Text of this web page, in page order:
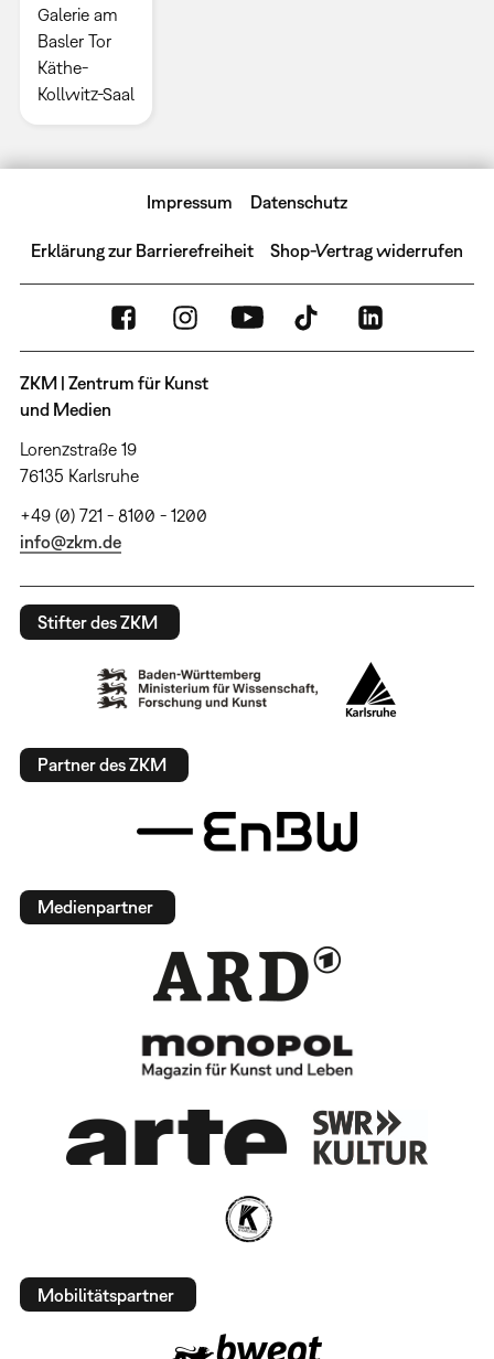
Galerie am
Basler Tor
Käthe-
Kollwitz-Saal
Impressum Datenschutz
Erklärung zur Barrierefreiheit Shop-Vertrag widerrufen
ZKM | Zentrum für Kunst
und Medien
Lorenzstraße 19
76135 Karlsruhe
+49 (0) 721 - 8100 - 1200
info@zkm.de
Stifter des ZKM
Partner des ZKM
Medienpartner
Mobilitätspartner